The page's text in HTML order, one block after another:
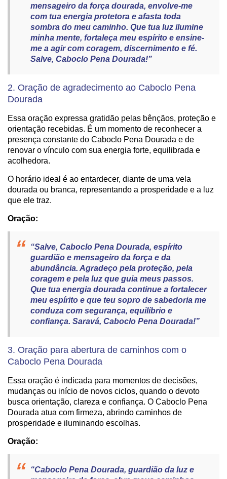
mensageiro da força dourada, envolve-me
com tua energia protetora e afasta toda
sombra do meu caminho. Que tua luz ilumine
minha mente, fortaleça meu espírito e ensine-
me a agir com coragem, discernimento e fé.
Salve, Caboclo Pena Dourada!”
2. Oração de agradecimento ao Caboclo Pena
Dourada
Essa oração expressa gratidão pelas bênçãos, proteção e
orientação recebidas. É um momento de reconhecer a
presença constante do Caboclo Pena Dourada e de
renovar o vínculo com sua energia forte, equilibrada e
acolhedora.
O horário ideal é ao entardecer, diante de uma vela
dourada ou branca, representando a prosperidade e a luz
que ele traz.
Oração:
“Salve, Caboclo Pena Dourada, espírito
guardião e mensageiro da força e da
abundância. Agradeço pela proteção, pela
coragem e pela luz que guia meus passos.
Que tua energia dourada continue a fortalecer
meu espírito e que teu sopro de sabedoria me
conduza com segurança, equilíbrio e
confiança. Saravá, Caboclo Pena Dourada!”
3. Oração para abertura de caminhos com o
Caboclo Pena Dourada
Essa oração é indicada para momentos de decisões,
mudanças ou início de novos ciclos, quando o devoto
busca orientação, clareza e confiança. O Caboclo Pena
Dourada atua com firmeza, abrindo caminhos de
prosperidade e iluminando escolhas.
Oração:
“Caboclo Pena Dourada, guardião da luz e